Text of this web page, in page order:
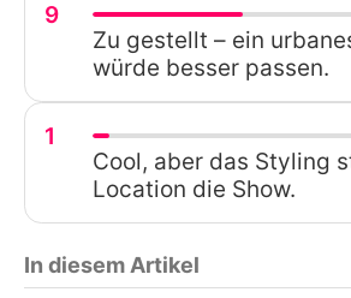
9
Zu gestellt – ein
würde besser passen.
1
Cool, aber das Styling
Location die Show.
In diesem Artikel